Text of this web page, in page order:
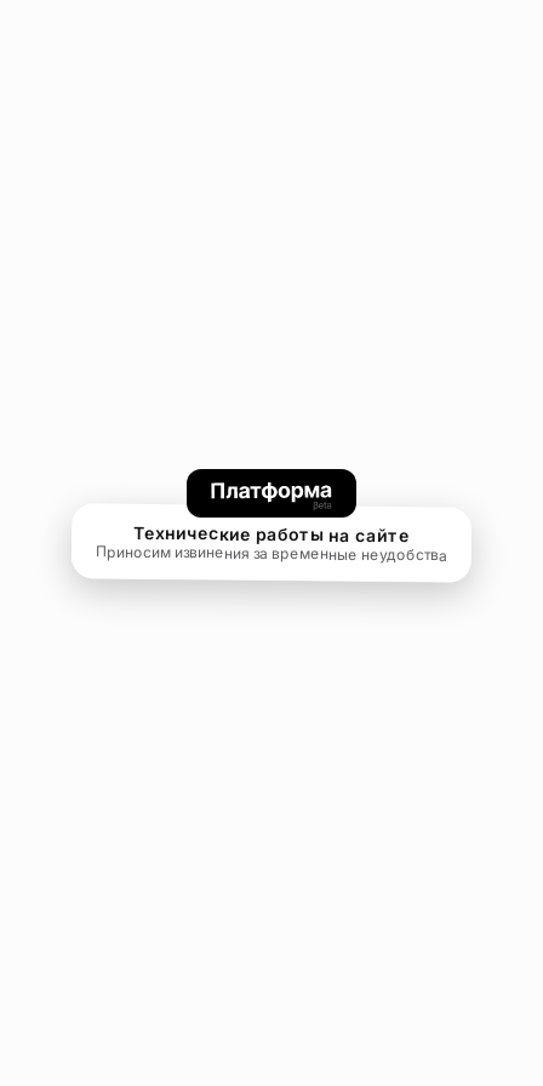
Технические работы на сайте
Приносим извинения за временные неудобства